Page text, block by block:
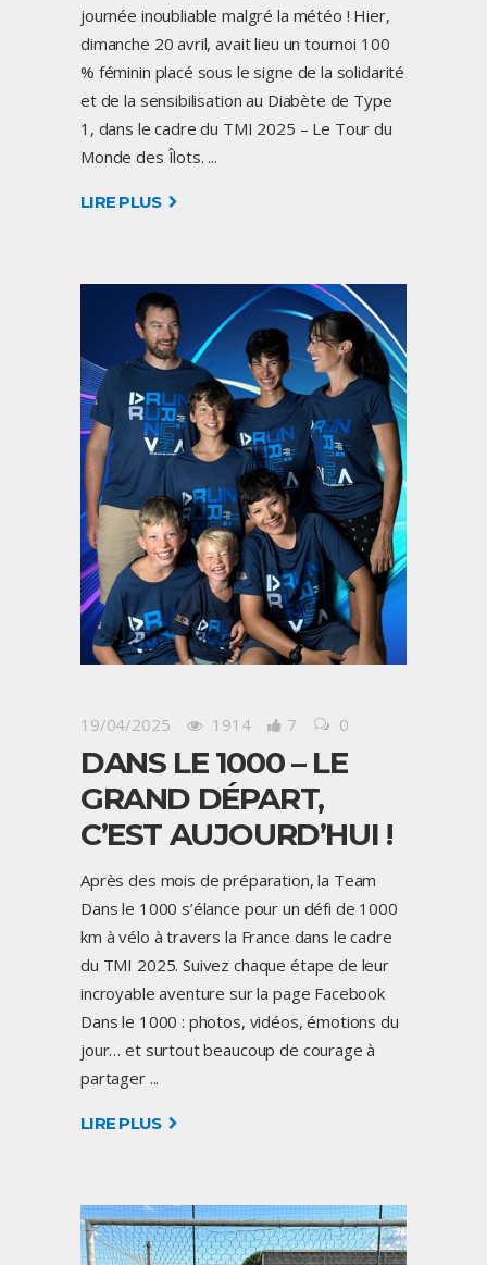
journée inoubliable malgré la météo ! Hier,
dimanche 20 avril, avait lieu un tournoi 100
% féminin placé sous le signe de la solidarité
et de la sensibilisation au Diabète de Type
1, dans le cadre du TMI 2025 – Le Tour du
Monde des Îlots.
LIRE PLUS
19/04/2025 1914 7 0
DANS LE 1000 – LE
GRAND DÉPART,
C’EST AUJOURD’HUI !
Après des mois de préparation, la Team
Dans le 1000 s’élance pour un défi de 1000
km à vélo à travers la France dans le cadre
du TMI 2025. Suivez chaque étape de leur
incroyable aventure sur la page Facebook
Dans le 1000 : photos, vidéos, émotions du
jour… et surtout beaucoup de courage à
partager
LIRE PLUS